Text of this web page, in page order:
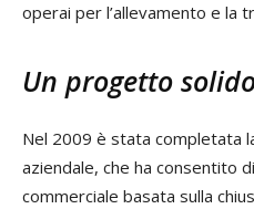
operai per l’allevamento e la
Un progetto
Nel 2009 è stata completata
aziendale, che ha consentito
commerciale basata sulla